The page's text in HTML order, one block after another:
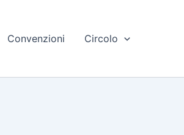
Convenzioni Circolo